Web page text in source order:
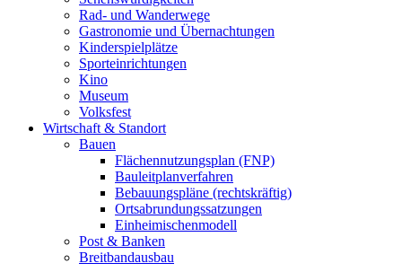
Rad- und Wanderwege
Gastronomie und Übernachtungen
Kinderspielplätze
Sporteinrichtungen
Kino
Museum
Volksfest
Wirtschaft & Standort
Bauen
Flächennutzungsplan (FNP)
Bauleitplanverfahren
Bebauungspläne (rechtskräftig)
Ortsabrundungssatzungen
Einheimischenmodell
Post & Banken
Breitbandausbau